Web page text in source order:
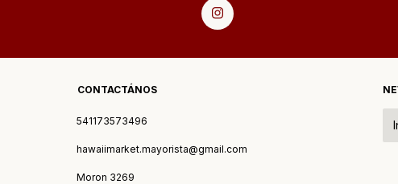
CONTACTÁNOS
541173573496
hawaiimarket.mayorista@gmail.com
Moron 3269